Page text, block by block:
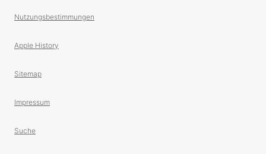
Nutzungsbestimmungen
Apple History
Sitemap
Impressum
Suche